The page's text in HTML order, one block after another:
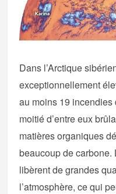
Dans l’Arctique
exceptionnellement
au moins 19
moitié d’entre eux
matières organiques
beaucoup de
libèrent de grandes
l’atmosphère, ce qui